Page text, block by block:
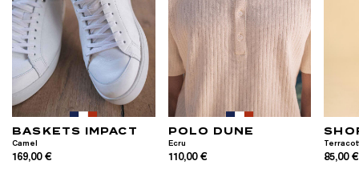
BASKETS IMPACT
Camel
169,00 €
POLO DUNE
Ecru
110,00 € 85,00 €